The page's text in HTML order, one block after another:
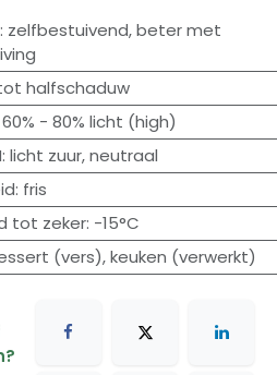
: zelfbestuivend,beter met
halfschaduw
60% - 80% licht (high)
: licht zuur,neutraal
: fris
tot zeker: -15°C
(vers),keuken (verwerkt)